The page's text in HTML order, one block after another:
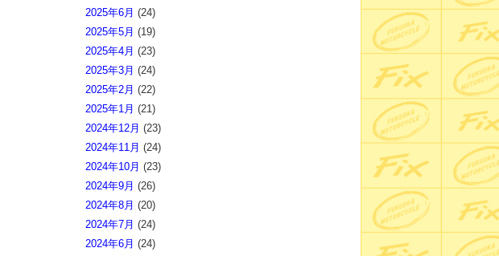
2025年6月 (24)
2025年5月 (19)
2025年4月 (23)
2025年3月 (24)
2025年2月 (22)
2025年1月 (21)
2024年12月 (23)
2024年11月 (24)
2024年10月 (23)
2024年9月 (26)
2024年8月 (20)
2024年7月 (24)
2024年6月 (24)